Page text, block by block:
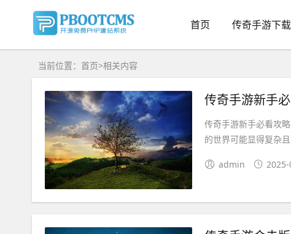
首页 传奇手游下载
当前位置： 首页>相关内容
传奇手游新手
传奇手游新手必看攻
的世界可能显得复杂
admin